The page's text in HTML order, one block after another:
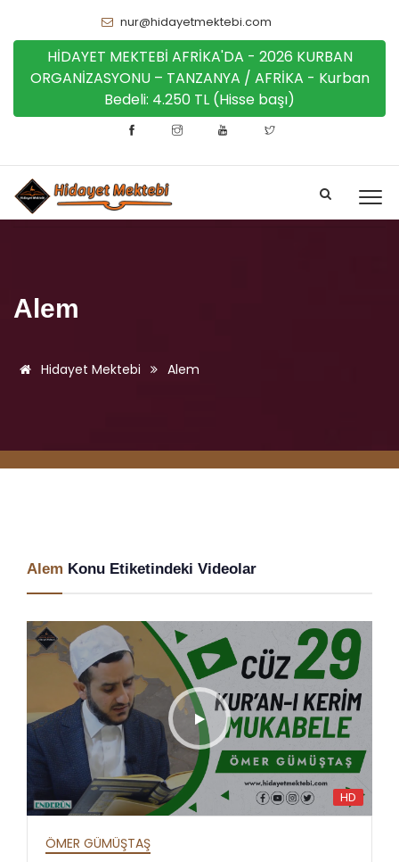
nur@hidayetmektebi.com
HİDAYET MEKTEBİ AFRİKA'DA - 2026 KURBAN
ORGANİZASYONU – TANZANYA / AFRİKA - Kurban
Bedeli: 4.250 TL (Hisse başı)
Alem
Hidayet Mektebi Alem
Alem Konu Etiketindeki Videolar
HD
ÖMER GÜMÜŞTAŞ